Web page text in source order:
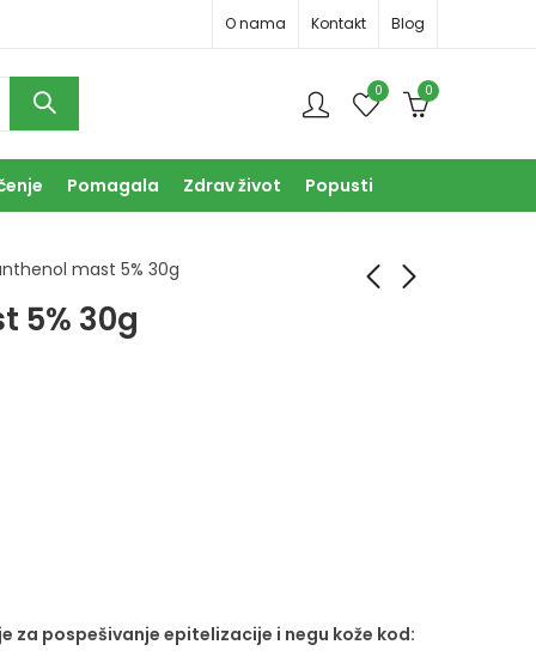
O nama Kontakt Blog
0 0
Pomagala Zdrav život Popusti
mast 5% 30g
5% 30g
za pospešivanje epitelizacije i negu kože kod: